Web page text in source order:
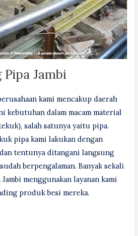
Pipa Jambi
kami mencakup daerah
kebutuhan dalam macam material
salah satunya yaitu pipa.
pipa kami lakukan dengan
tentunya ditangani langsung
berpengalaman. Banyak sekali
menggunakan layanan kami
produk besi mereka.